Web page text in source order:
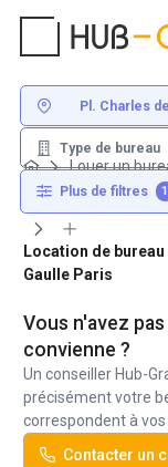
Pl. Charles de
Type de bureau
Plus de filtres 1
Louer un
Pl. Charles de Gaulle
Location de
Gaulle Paris
Vous n'avez
convienne ?
Un conseiller Hub-
précisément votre
correspondent à vos
Contacter un